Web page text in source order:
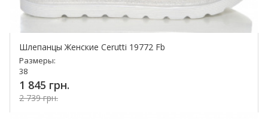
Шлепанцы Женские Cerutti 19772 Fb
Размеры:
38
1 845 грн.
2 739 грн.